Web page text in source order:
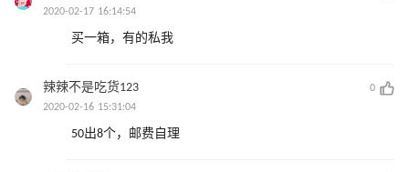
2020-02-17 16:14:54
买一箱，有的私我
辣辣不是吃货123
0
2020-02-16 15:31:04
50出8个，邮费自理